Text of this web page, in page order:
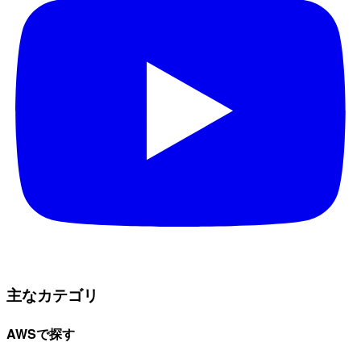
主なカテゴリ
AWSで探す